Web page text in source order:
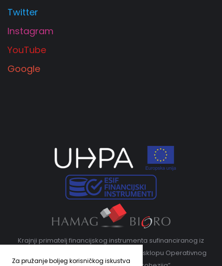
Za pružanje boljeg korisničkog iskustva
Twitter
Instagram
YouTube
Google
Krajnji primatelj financijskog instrumenta sufinanciranog iz
Europskog fonda za regionalni razvoj u sklopu Operativnog